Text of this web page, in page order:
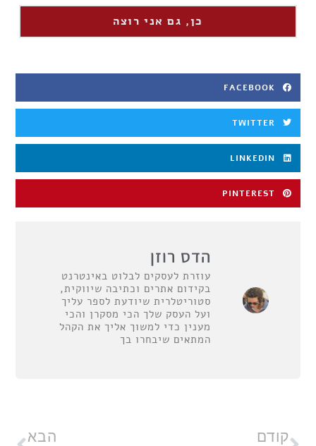
כן, גם אני רוצה
FACEBOOK
TWITTER
LINKEDIN
PINTEREST
הדס רוזן
עוזרת לעסקים לבלוט באינטרנט
בקידום אתרים וכתיבה שיווקית,
סטוריטלרית שיודעת לספר עליך
ועל העסק שלך הכי מסקרן והכי
מענין כדי למשוך אליך את הקהל
המתאים שיבחרו בך
קודם הבא